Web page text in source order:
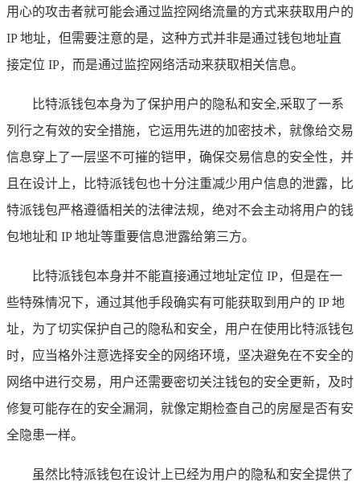
用心的攻击者就可能会通过监控网络流量的方式来获取用户的
IP 地址，但需要注意的是，这种方式并非是通过钱包地址直
接定位 IP，而是通过监控网络活动来获取相关信息。
比特派钱包本身为了保护用户的隐私和安全,采取了一系
列行之有效的安全措施，它运用先进的加密技术，就像给交易
信息穿上了一层坚不可摧的铠甲，确保交易信息的安全性，并
且在设计上，比特派钱包也十分注重减少用户信息的泄露，比
特派钱包严格遵循相关的法律法规，绝对不会主动将用户的钱
包地址和 IP 地址等重要信息泄露给第三方。
比特派钱包本身并不能直接通过地址定位 IP，但是在一
些特殊情况下，通过其他手段确实有可能获取到用户的 IP 地
址，为了切实保护自己的隐私和安全，用户在使用比特派钱包
时，应当格外注意选择安全的网络环境，坚决避免在不安全的
网络中进行交易，用户还需要密切关注钱包的安全更新，及时
修复可能存在的安全漏洞，就像定期检查自己的房屋是否有安
全隐患一样。
虽然比特派钱包在设计上已经为用户的隐私和安全提供了